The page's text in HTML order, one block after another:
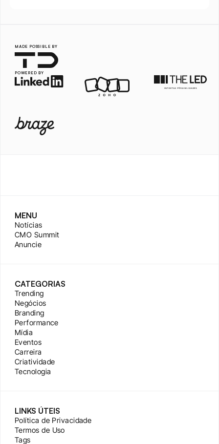
MADE POSSIBLE BY
POWERED BY
MENU
Notícias
CMO Summit
Anuncie
CATEGORIAS
Trending
Negócios
Branding
Performance
Mídia
Eventos
Carreira
Criatividade
Tecnologia
LINKS ÚTEIS
Política de Privacidade
Termos de Uso
Tags